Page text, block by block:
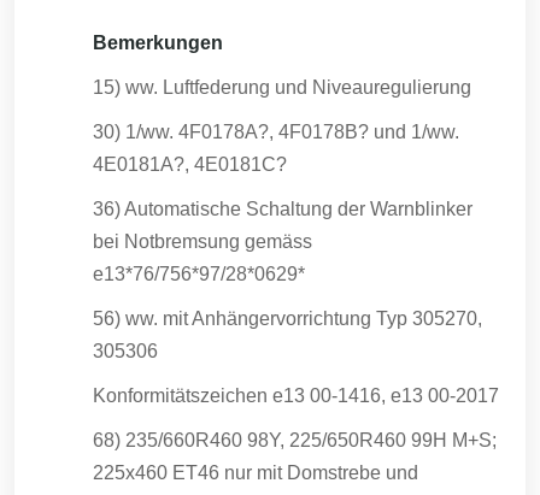
Bemerkungen
15) ww. Luftfederung und Niveauregulierung
30) 1/ww. 4F0178A?, 4F0178B? und 1/ww.
4E0181A?, 4E0181C?
36) Automatische Schaltung der Warnblinker
bei Notbremsung gemäss
e13*76/756*97/28*0629*
56) ww. mit Anhängervorrichtung Typ 305270,
305306
Konformitätszeichen e13 00-1416, e13 00-2017
68) 235/660R460 98Y, 225/650R460 99H M+S;
225x460 ET46 nur mit Domstrebe und